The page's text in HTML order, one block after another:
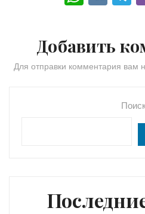
h
ts
A
K
Добавить
Для отправки комментария вам